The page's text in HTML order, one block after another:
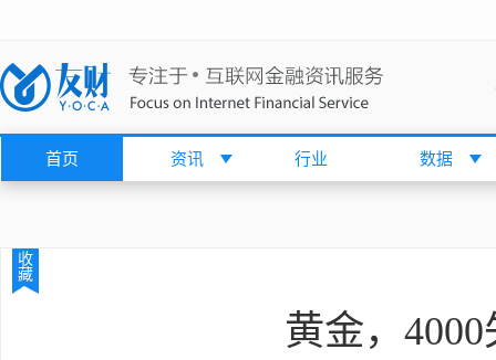
首页 资讯 行业 数据
收
藏
黄金，